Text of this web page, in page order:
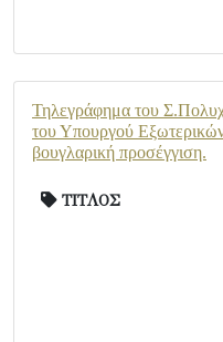
Τηλεγράφημα του
του Υπουργού
βουγλαρική προσέγγιση.
ΤΙΤΛΟΣ